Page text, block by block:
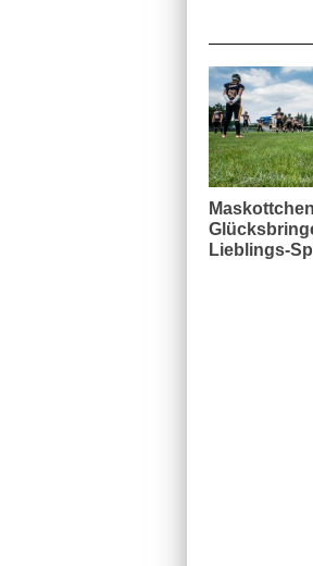
Lieblings-